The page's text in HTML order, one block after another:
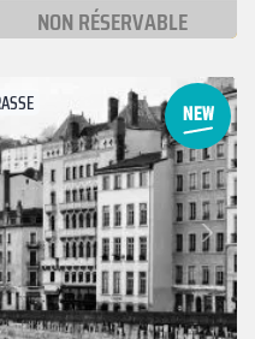
NON RÉSERVABLE
Suivant